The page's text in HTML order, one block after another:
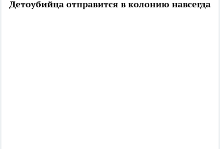
Детоубийца отправится в колонию навсегда